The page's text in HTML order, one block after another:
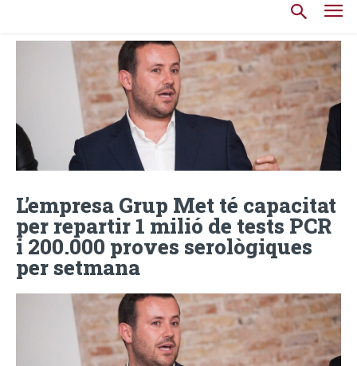
L’empresa Grup Met té capacitat
per repartir 1 milió de tests PCR
i 200.000 proves serològiques
per setmana